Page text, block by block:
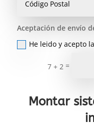
Aceptación de envío
He leido y acepto
7 + 2 =
Montar